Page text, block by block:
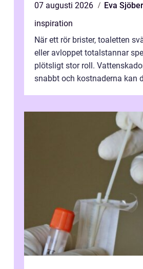
07 augusti 2026
Eva
inspiration
När ett rör brister, toaletten
eller avloppet totalstannar
plötsligt stor roll.
snabbt och kostnaderna kan